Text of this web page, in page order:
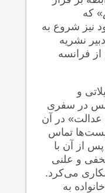
» که
نیز شروع به
نشریه
فرانسه
و
در سفری
عدالت» در آن
تماس
از آن با
و علنی
می‌کرد.
به